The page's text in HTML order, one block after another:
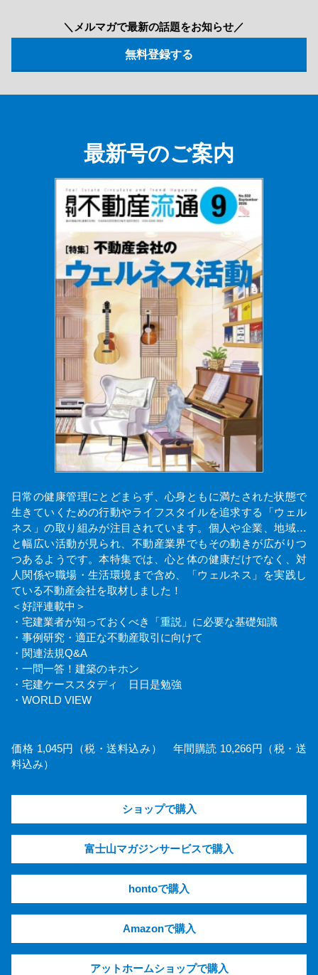
＼メルマガで最新の話題をお知らせ／
最新号のご案内
日常の健康管理にとどまらず、心身ともに満たされた状態で
生きていくための行動やライフスタイルを追求する「ウェル
ネス」の取り組みが注目されています。個人や企業、地域…
と幅広い活動が見られ、不動産業界でもその動きが広がりつ
つあるようです。本特集では、心と体の健康だけでなく、対
人関係や職場・生活環境まで含め、「ウェルネス」を実践し
ている不動産会社を取材しました！
＜好評連載中＞
・宅建業者が知っておくべき「重説」に必要な基礎知識
・事例研究・適正な不動産取引に向けて
・関連法規Q&A
・一問一答！建築のキホン
・宅建ケーススタディ 日日是勉強
・WORLD VIEW
価格 1,045円（税・送料込み） 年間購読 10,266円（税・送
料込み）
ショップで購入
富士山マガジンサービスで購入
hontoで購入
Amazonで購入
アットホームショップで購入